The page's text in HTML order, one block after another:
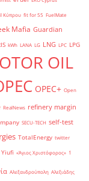
Κύπρου fit for 55 FuelMate
Mafia Guardian
kWh LANA LG LNG LPC LPG
OIL
OPEC+ Open
RealNews refinery margin
SECU-TECH self-test
TotalEnergy twitter
Yiufi «Άγιος Χριστόφορος» ΄1
Αλεξανδρούπολη Αλεξιάδης